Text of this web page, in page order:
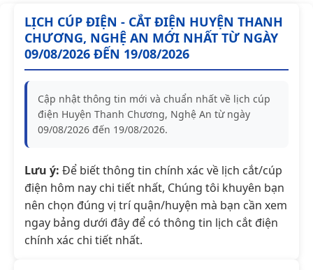
LỊCH CÚP ĐIỆN - CẮT ĐIỆN HUYỆN THANH
CHƯƠNG, NGHỆ AN MỚI NHẤT TỪ NGÀY
09/08/2026 ĐẾN 19/08/2026
Cập nhật thông tin mới và chuẩn nhất về lịch cúp
điện Huyện Thanh Chương, Nghệ An từ ngày
09/08/2026 đến 19/08/2026.
Lưu ý: Để biết thông tin chính xác về lịch cắt/cúp
điện hôm nay chi tiết nhất, Chúng tôi khuyên bạn
nên chọn đúng vị trí quận/huyện mà bạn cần xem
ngay bảng dưới đây để có thông tin lịch cắt điện
chính xác chi tiết nhất.